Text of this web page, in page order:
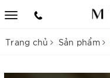
Trang chủ Sản phẩm